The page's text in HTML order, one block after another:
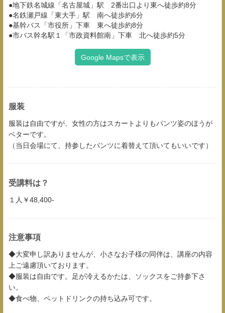
●地下鉄名城線「名古屋城」駅 2番出口より東へ徒歩約8分
●名鉄瀬戸線「東大手」駅 南へ徒歩約6分
●基幹バス「市役所」下車 東へ徒歩約8分
●市バス幹名駅１「市政資料館南」下車 北へ徒歩約5分
Google Mapsで表示
服装
服装は自由ですが、女性の方はスカートよりもパンツ姿のほうが
ベターです。
（当日会場にて、持参したパンツに着替えて頂いてもいいです）
受講料は？
１人￥48,400-
注意事項
◆大変申し訳ありませんが、小さなお子様の同伴は、講座の内容
上ご遠慮頂いております。
◆服装は自由です。足が冷えるかたは、ソックスをご持参下さ
い。
◆食べ物、ペットドリンクの持ち込み可です。